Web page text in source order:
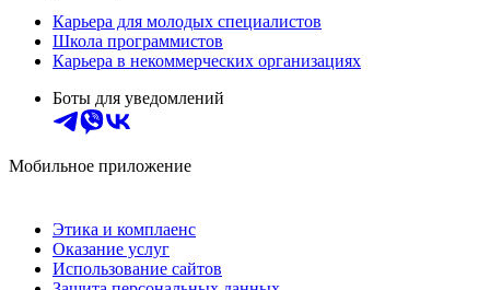
Карьера для молодых специалистов
Школа программистов
Карьера в некоммерческих организациях
Боты для уведомлений
Мобильное приложение
Этика и комплаенс
Оказание услуг
Использование сайтов